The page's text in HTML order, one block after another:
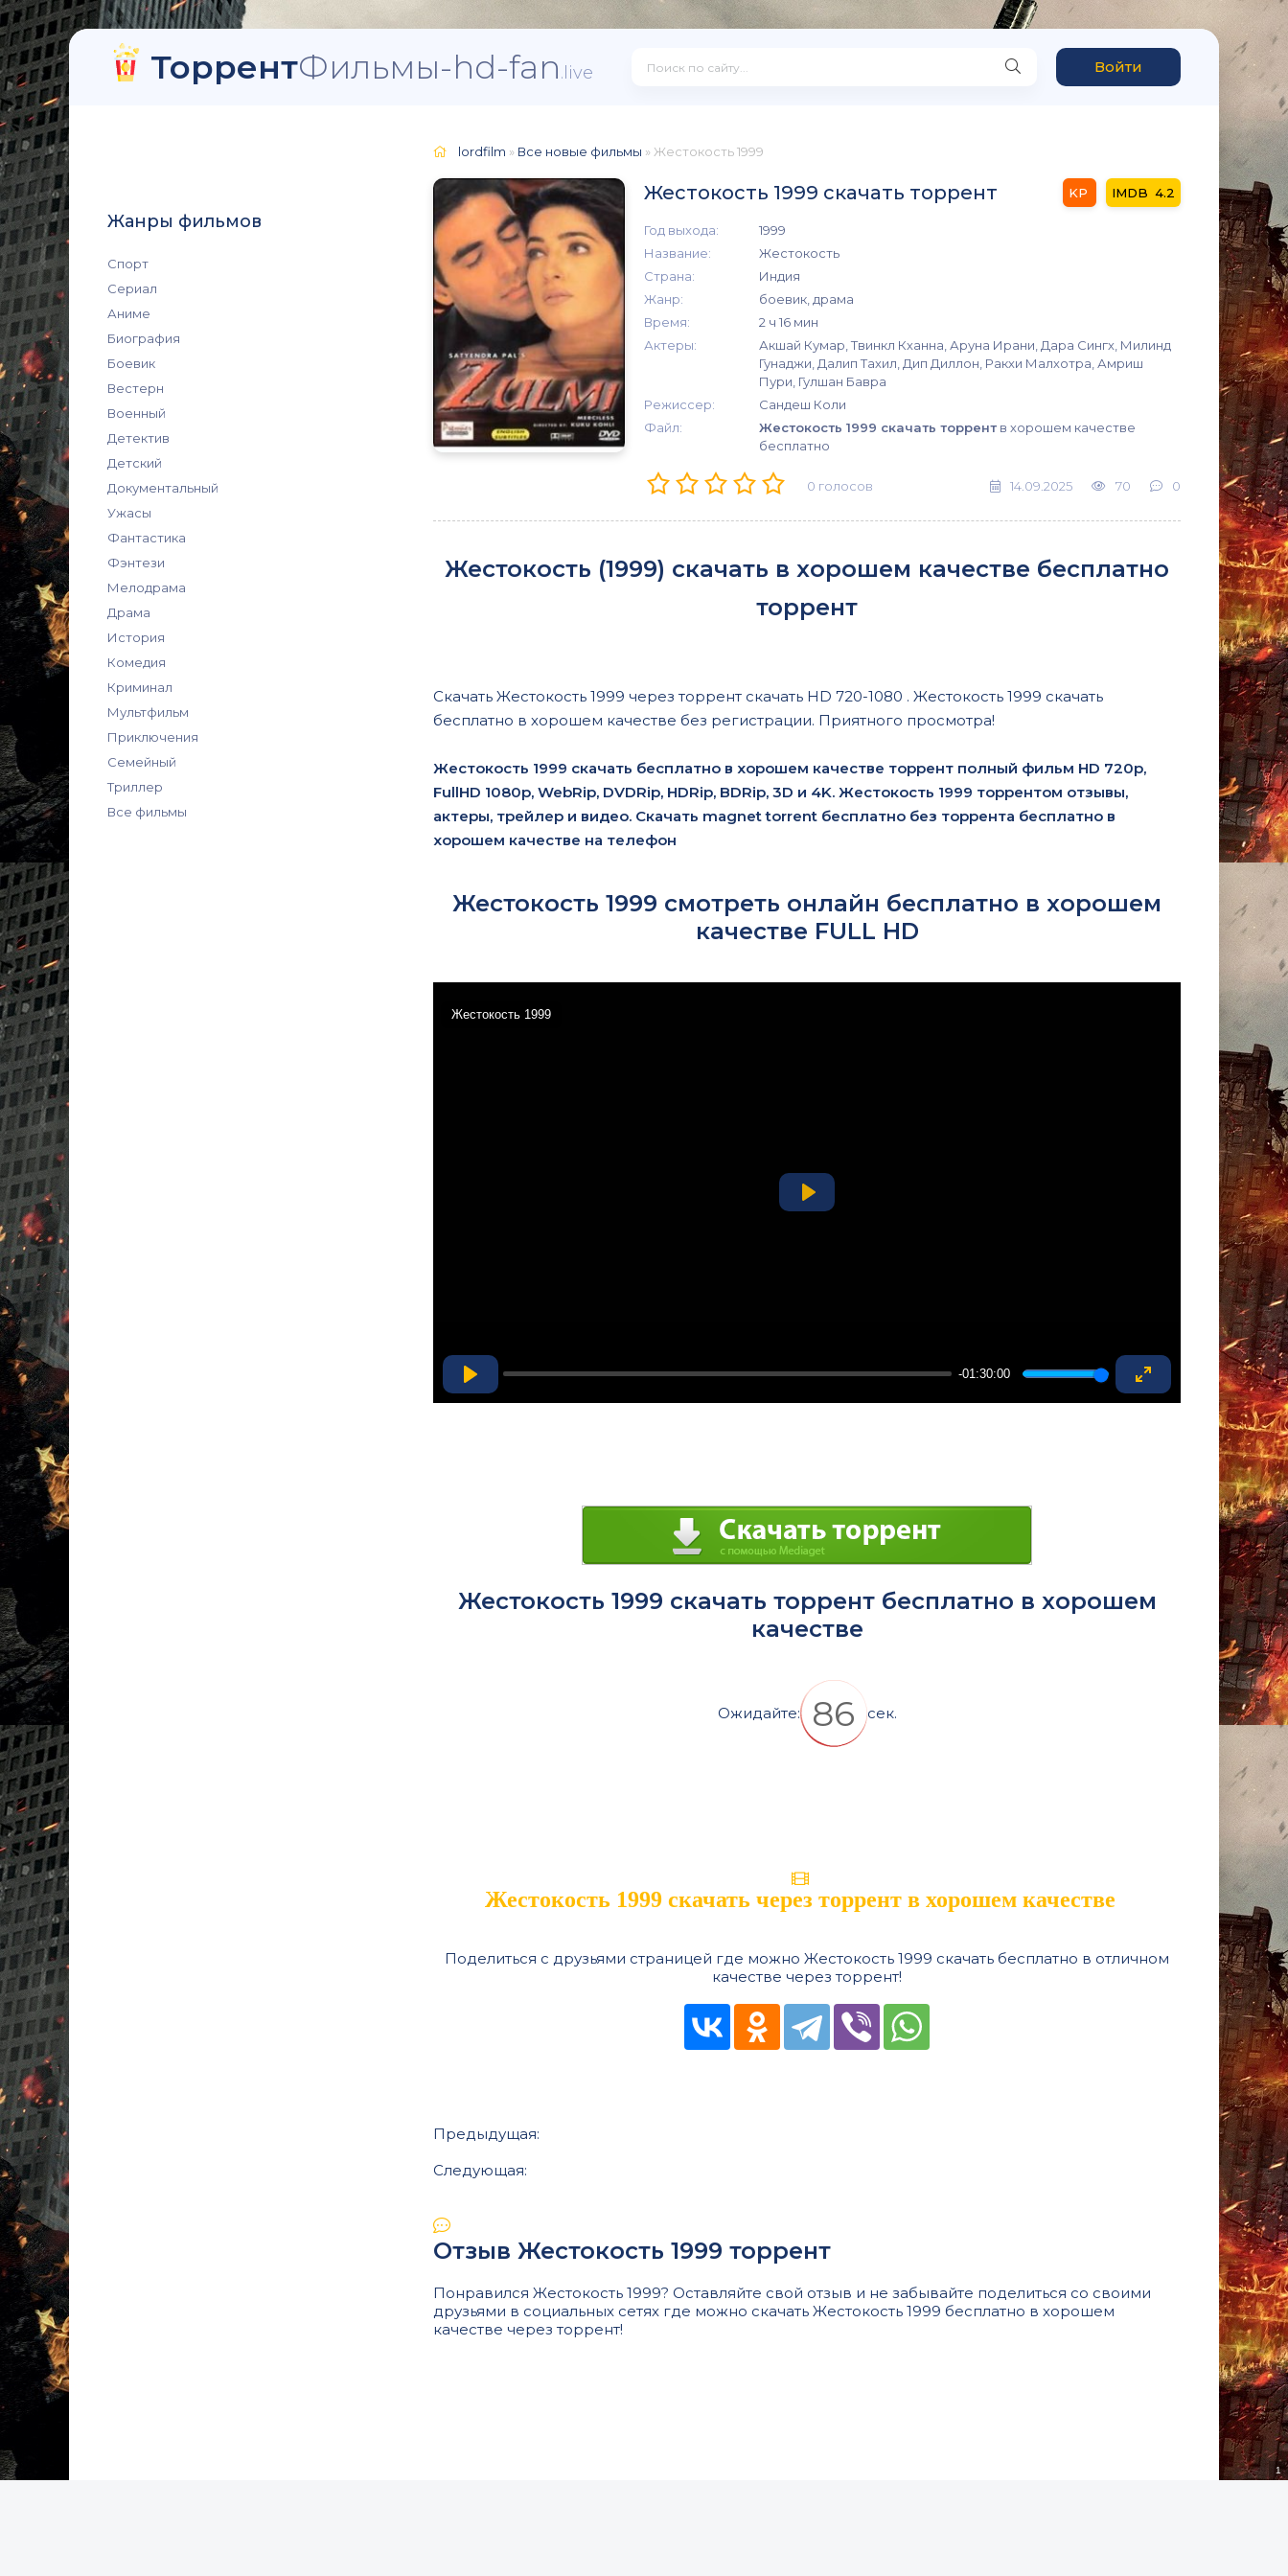
ТоррентФильмы-hd-fan.live Войти
Жанры фильмов
Спорт
Сериал
Аниме
Биография
Боевик
Вестерн
Военный
Детектив
Детский
Документальный
Ужасы
Фантастика
Фэнтези
Мелодрама
Драма
История
Комедия
Криминал
Мультфильм
Приключения
Семейный
Триллер
Все фильмы
lordfilm » Все новые фильмы » Жестокость 1999
Жестокость 1999 скачать торрент 4.2
Год выхода:
1999
Название:
Жестокость
Страна:
Индия
Жанр:
боевик, драма
Время:
2 ч 16 мин
Актеры:
Акшай Кумар, Твинкл Кханна, Аруна Ирани, Дара Сингх, Милинд
Гунаджи, Далип Тахил, Дип Диллон, Ракхи Малхотра, Амриш
Пури, Гулшан Бавра
Режиссер:
Сандеш Коли
Файл:
Жестокость 1999 скачать торрент в хорошем качестве
бесплатно
0 голосов 14.09.2025 70 0
Жестокость (1999) скачать в хорошем качестве бесплатно
торрент
Скачать Жестокость 1999 через торрент скачать HD 720-1080 . Жестокость 1999 скачать
бесплатно в хорошем качестве без регистрации. Приятного просмотра!
Жестокость 1999 скачать бесплатно в хорошем качестве торрент полный фильм HD 720p,
FullHD 1080p, WebRip, DVDRip, HDRip, BDRip, 3D и 4K. Жестокость 1999 торрентом отзывы,
актеры, трейлер и видео. Скачать magnet torrent бесплатно без торрента бесплатно в
хорошем качестве на телефон
Жестокость 1999 смотреть онлайн бесплатно в хорошем
качестве FULL HD
Play
-01:30:00
Enter
fullscreen
Жестокость 1999
Жестокость 1999 скачать торрент бесплатно в хорошем
качестве
Ожидайте: 85 сек.
Жестокость 1999 скачать через торрент в хорошем качестве
Поделиться с друзьями страницей где можно Жестокость 1999 скачать бесплатно в отличном
качестве через торрент!
Предыдущая:
Следующая:
Отзыв Жестокость 1999 торрент
Понравился Жестокость 1999? Оставляйте свой отзыв и не забывайте поделиться со своими
друзьями в социальных сетях где можно скачать Жестокость 1999 бесплатно в хорошем
качестве через торрент!